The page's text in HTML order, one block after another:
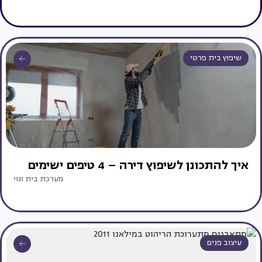
שיפוץ בית פרטי
איך להתכונן לשיפוץ דירה – 4 טיפים ישימים
מערכת בית ונוי
עיצוב פנים